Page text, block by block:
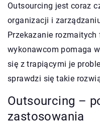
Outsourcing jest coraz
organizacji i
Przekazanie
wykonawcom pomaga
się z trapiącymi je
sprawdzi się takie
Outsourcing –
zastosowania